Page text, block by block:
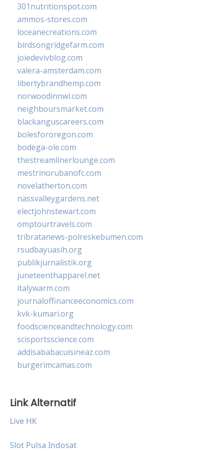
301nutritionspot.com
ammos-stores.com
loceanecreations.com
birdsongridgefarm.com
joiedevivblog.com
valera-amsterdam.com
libertybrandhemp.com
norwoodinnwi.com
neighboursmarket.com
blackanguscareers.com
bolesfororegon.com
bodega-ole.com
thestreamlinerlounge.com
mestrinorubanofc.com
novelatherton.com
nassvalleygardens.net
electjohnstewart.com
omptourtravels.com
tribratanews-polreskebumen.com
rsudbayuasih.org
publikjurnalistik.org
juneteenthapparel.net
italywarm.com
journaloffinanceeconomics.com
kvk-kumari.org
foodscienceandtechnology.com
scisportsscience.com
addisababacuisineaz.com
burgerimcamas.com
Link Alternatif
Live HK
Slot Pulsa Indosat